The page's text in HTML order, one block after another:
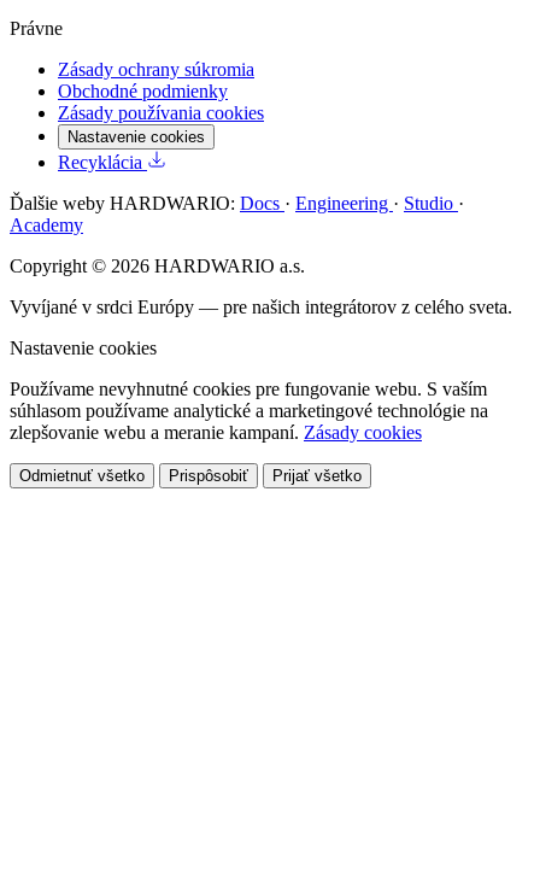
Právne
Zásady ochrany súkromia
Obchodné podmienky
Zásady používania cookies
Nastavenie cookies
Recyklácia
Ďalšie weby HARDWARIO: Docs · Engineering · Studio ·
Academy
Copyright © 2026 HARDWARIO a.s.
Vyvíjané v srdci Európy — pre našich integrátorov z celého sveta.
Nastavenie cookies
Používame nevyhnutné cookies pre fungovanie webu. S vaším
súhlasom používame analytické a marketingové technológie na
zlepšovanie webu a meranie kampaní. Zásady cookies
Odmietnuť všetko Prispôsobiť Prijať všetko